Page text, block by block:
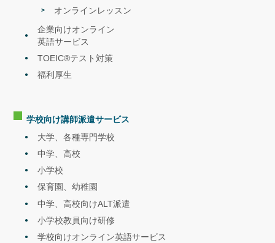
オンラインレッスン
企業向けオンライン
英語サービス
TOEIC®テスト対策
福利厚生
学校向け講師派遣サービス
大学、各種専門学校
中学、高校
小学校
保育園、幼稚園
中学、高校向けALT派遣
小学校教員向け研修
学校向けオンライン英語サービス